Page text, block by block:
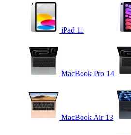
iPad 11
MacBook Pro 14
MacBook Air 13